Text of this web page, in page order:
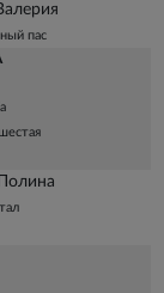
пас